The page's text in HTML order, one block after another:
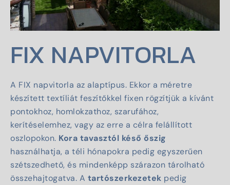
FIX NAPVITORLA
A FIX napvitorla az alaptípus. Ekkor a méretre
készített textíliát feszítőkkel fixen rögzítjük a kívánt
pontokhoz, homlokzathoz, szarufához,
kerítéselemhez, vagy az erre a célra felállított
oszlopokon. Kora tavasztól késő őszig
használhatja, a téli hónapokra pedig egyszerűen
szétszedhető, és mindenképp szárazon tárolható
összehajtogatva. A tartószerkezetek pedig